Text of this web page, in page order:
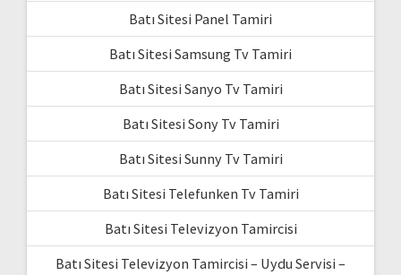
Batı Sitesi Panel Tamiri
Batı Sitesi Samsung Tv Tamiri
Batı Sitesi Sanyo Tv Tamiri
Batı Sitesi Sony Tv Tamiri
Batı Sitesi Sunny Tv Tamiri
Batı Sitesi Telefunken Tv Tamiri
Batı Sitesi Televizyon Tamircisi
Batı Sitesi Televizyon Tamircisi – Uydu Servisi –